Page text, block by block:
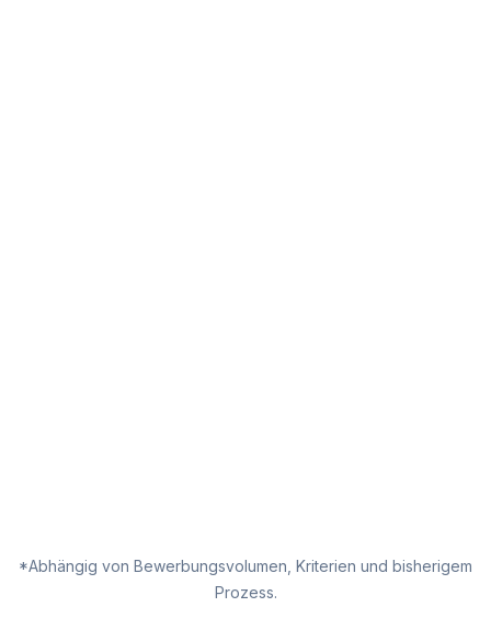
*Abhängig von Bewerbungsvolumen, Kriterien und bisherigem
Prozess.